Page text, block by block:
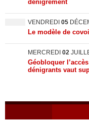
dénigrement
VENDREDI 05
Le modèle de
MERCREDI 02
Géobloquer
dénigrants vaut